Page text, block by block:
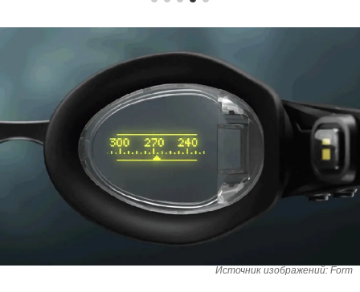
Источник изображений: Form